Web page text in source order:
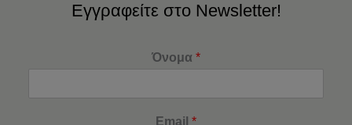
Εγγραφείτε στο Newsletter!
Όνομα *
Email *